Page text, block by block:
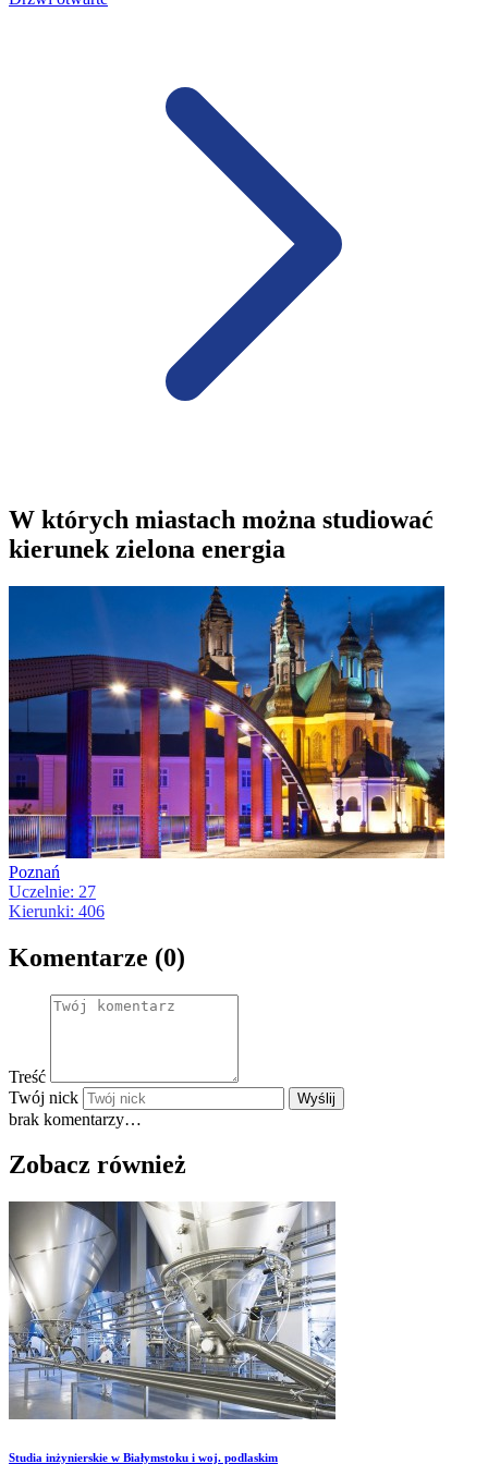
W których miastach można studiować
kierunek zielona energia
Poznań
Uczelnie: 27
Kierunki: 406
Komentarze (0)
Treść
Twój nick
Wyślij
brak komentarzy…
Zobacz również
Studia inżynierskie w Białymstoku i woj. podlaskim